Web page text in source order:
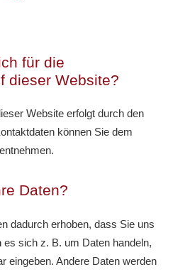
für die
dieser Website?
Website erfolgt durch den
können Sie dem
Daten?
dadurch erhoben, dass Sie uns
sich z. B. um Daten handeln,
eingeben. Andere Daten werden